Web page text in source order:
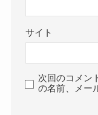
サイト
次回のコメン
の名前、メー